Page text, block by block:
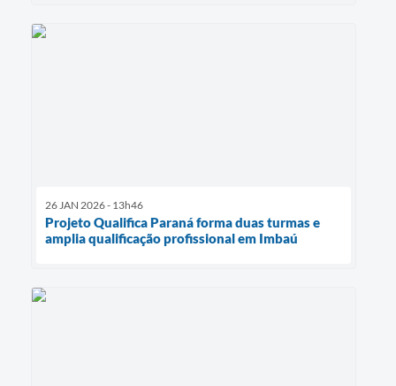
26 JAN 2026 - 13h46
Projeto Qualifica Paraná forma duas turmas e
amplia qualificação profissional em Imbaú